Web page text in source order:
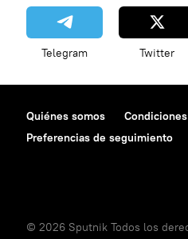
Telegram Twitter
Quiénes somos
Preferencias de seguimiento
© 2026 Sputnik Todos los